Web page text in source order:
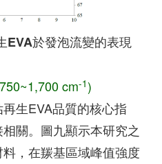
EVA於發泡流變的表現
cm-1)
生EVA品質的核心指
關。圖九顯示本研究之
，在羰基區域峰值強度